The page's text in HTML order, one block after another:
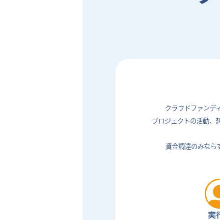
クラウドファンデ
プロジェクトの活動、
資金調達のみなら